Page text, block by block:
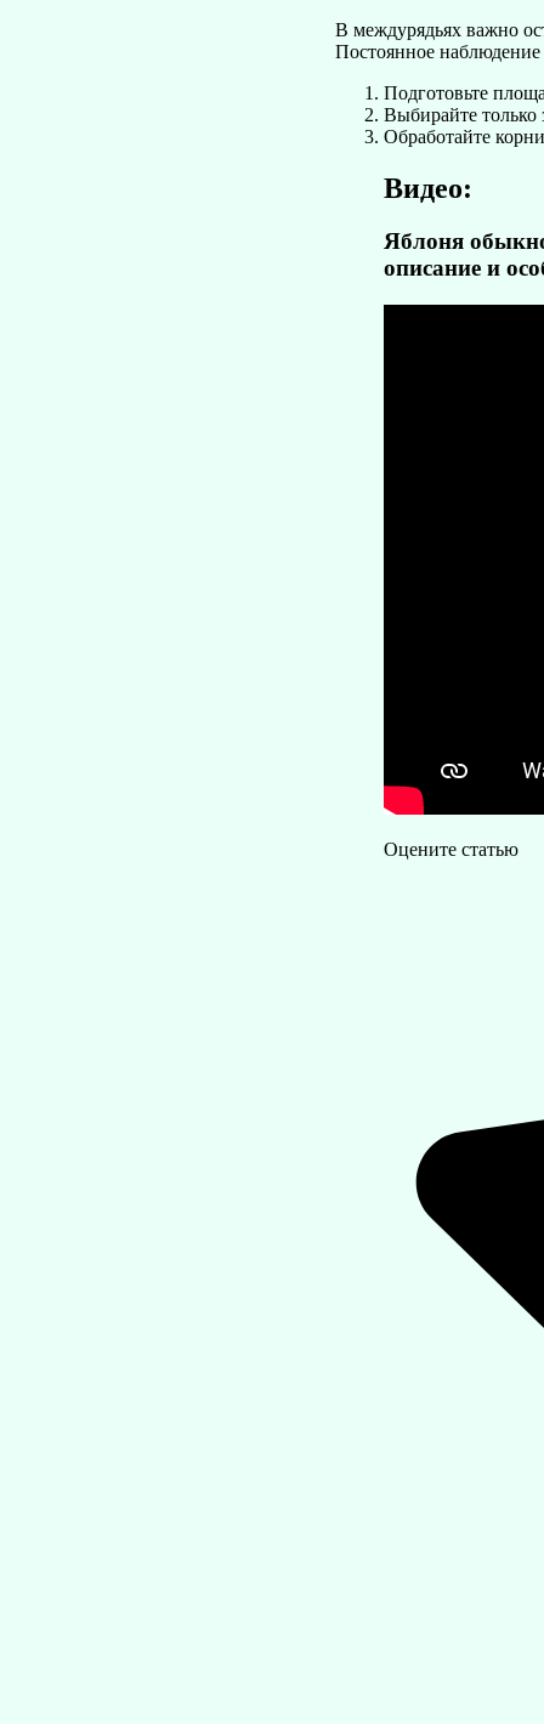
В междурядьях важно
Постоянное
Подготовьте
Выбирайте только
Обработайте
Видео:
Яблоня
описание и
Оцените статью